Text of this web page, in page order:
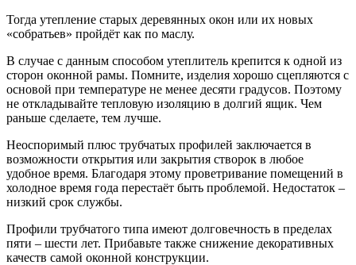
Тогда утепление старых деревянных окон или их новых
«собратьев» пройдёт как по маслу.
В случае с данным способом утеплитель крепится к одной из
сторон оконной рамы. Помните, изделия хорошо сцепляются с
основой при температуре не менее десяти градусов. Поэтому
не откладывайте тепловую изоляцию в долгий ящик. Чем
раньше сделаете, тем лучше.
Неоспоримый плюс трубчатых профилей заключается в
возможности открытия или закрытия створок в любое
удобное время. Благодаря этому проветривание помещений в
холодное время года перестаёт быть проблемой. Недостаток –
низкий срок службы.
Профили трубчатого типа имеют долговечность в пределах
пяти – шести лет. Прибавьте также снижение декоративных
качеств самой оконной конструкции.